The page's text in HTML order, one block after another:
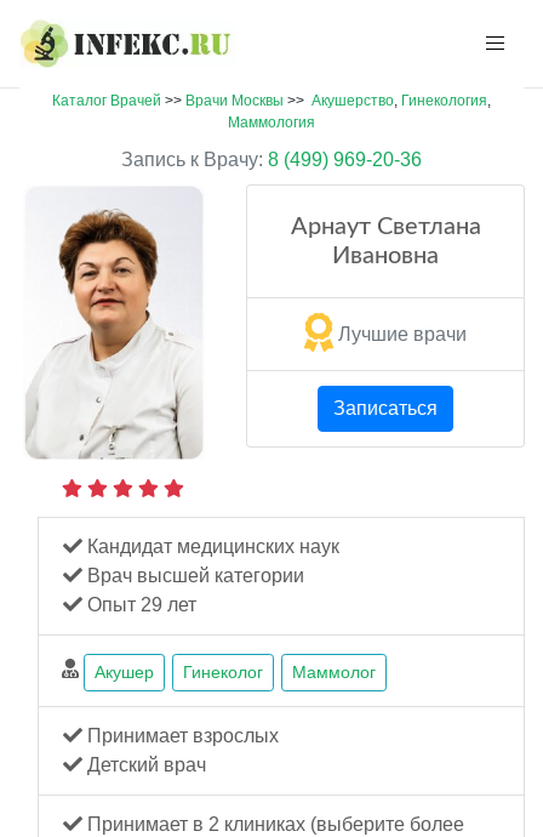
Каталог Врачей >> Врачи Москвы >> Акушерство, Гинекология,
Маммология
Запись к Врачу: 8 (499) 969-20-36
Арнаут Светлана
Ивановна
Лучшие врачи
Записаться
Кандидат медицинских наук
Врач высшей категории
Опыт 29 лет
Акушер Гинеколог Маммолог
Принимает взрослых
Детский врач
Принимает в 2 клиниках (выберите более